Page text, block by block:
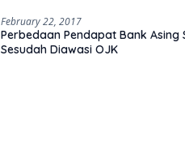
February 22, 2017
Perbedaan Pendapat Bank Asing
Sesudah Diawasi OJK